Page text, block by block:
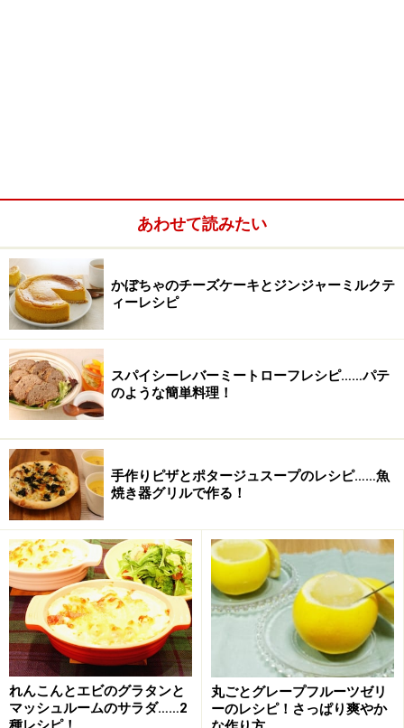
レモンジンジャーシロップ(回分)
■ジンジャーシロップを作る
生姜 250ｇ
砂糖 280ｇ
あわせて読みたい
かぼちゃのチーズケーキとジンジャーミルクテ
ィーレシピ
スパイシーレバーミートローフレシピ……パテ
のような簡単料理！
手作りピザとポタージュスープのレシピ……魚
焼き器グリルで作る！
れんこんとエビのグラタンと
マッシュルームのサラダ……2
丸ごとグレープフルーツゼリ
ーのレシピ！さっぱり爽やか